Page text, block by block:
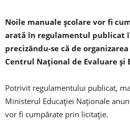
Noile manuale şcolare vor fi
arată în regulamentul publicat
precizându-se că de
Centrul Naţional de Evaluare şi
Potrivit regulamentului publicat,
Ministerul Educaţiei Naţionale
vor fi cumpărate prin licitaţie.